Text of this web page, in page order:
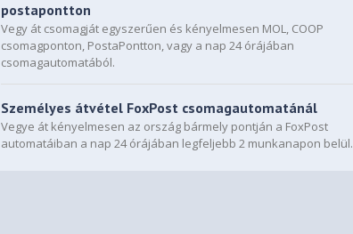
postapontton
Vegy át csomagját egyszerűen és kényelmesen MOL, COOP
csomagponton, PostaPontton, vagy a nap 24 órájában
csomagautomatából.
Személyes átvétel FoxPost csomagautomatánál
Vegye át kényelmesen az ország bármely pontján a FoxPost
automatáiban a nap 24 órájában legfeljebb 2 munkanapon belül.